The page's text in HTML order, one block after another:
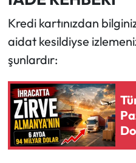
Kredi kartınızdan
aidat kesildiyse
şunlardır: